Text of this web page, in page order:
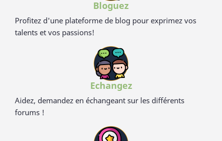
Bloguez
Profitez d'une plateforme de blog pour exprimez vos
talents et vos passions!
Echangez
Aidez, demandez en échangeant sur les différents
forums !